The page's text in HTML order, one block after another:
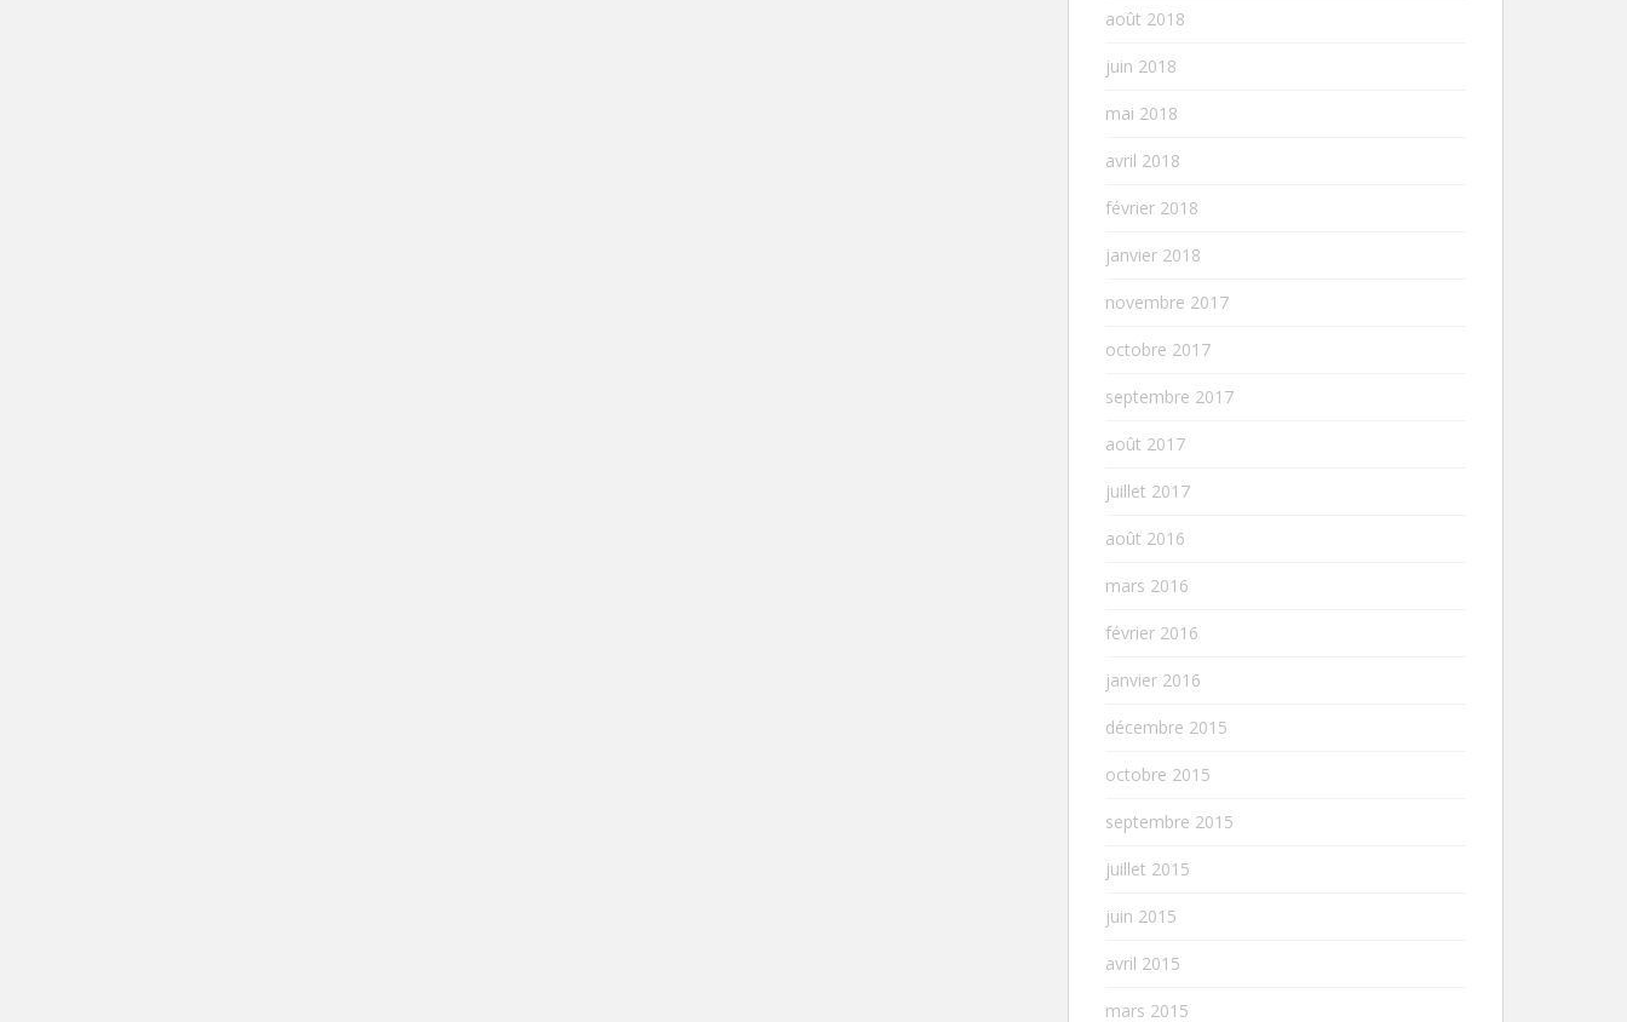
août 2018
juin 2018
mai 2018
avril 2018
février 2018
janvier 2018
novembre 2017
octobre 2017
septembre 2017
août 2017
juillet 2017
août 2016
mars 2016
février 2016
janvier 2016
décembre 2015
octobre 2015
septembre 2015
juillet 2015
juin 2015
avril 2015
mars 2015